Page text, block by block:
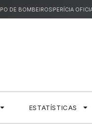
DE BOMBEIROSPERÍCIA
ESTATÍSTICAS